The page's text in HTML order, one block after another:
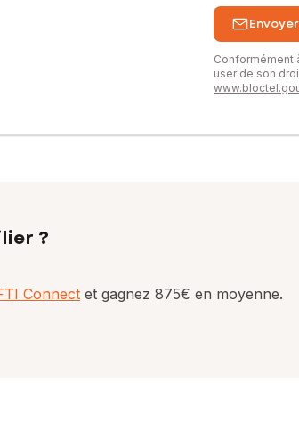
Conformément
user de son
?
Connect et gagnez 875€ en moyenne.